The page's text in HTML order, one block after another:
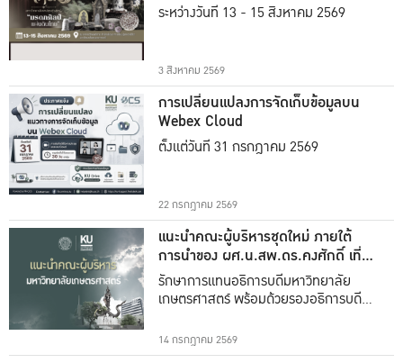
ระหว่างวันที่ 13 - 15 สิงหาคม 2569
3 สิงหาคม 2569
การเปลี่ยนแปลงการจัดเก็บข้อมูลบน
Webex Cloud
ตั้งแต่วันที่ 31 กรกฎาคม 2569
22 กรกฎาคม 2569
แนะนำคณะผู้บริหารชุดใหม่ ภายใต้
การนำของ ผศ.น.สพ.ดร.คงศักดิ์ เที่ยง
ธรรม
รักษาการแทนอธิการบดีมหาวิทยาลัย
เกษตรศาสตร์ พร้อมด้วยรองอธิการบดีทั้ง
14 กรกฎาคม 2569